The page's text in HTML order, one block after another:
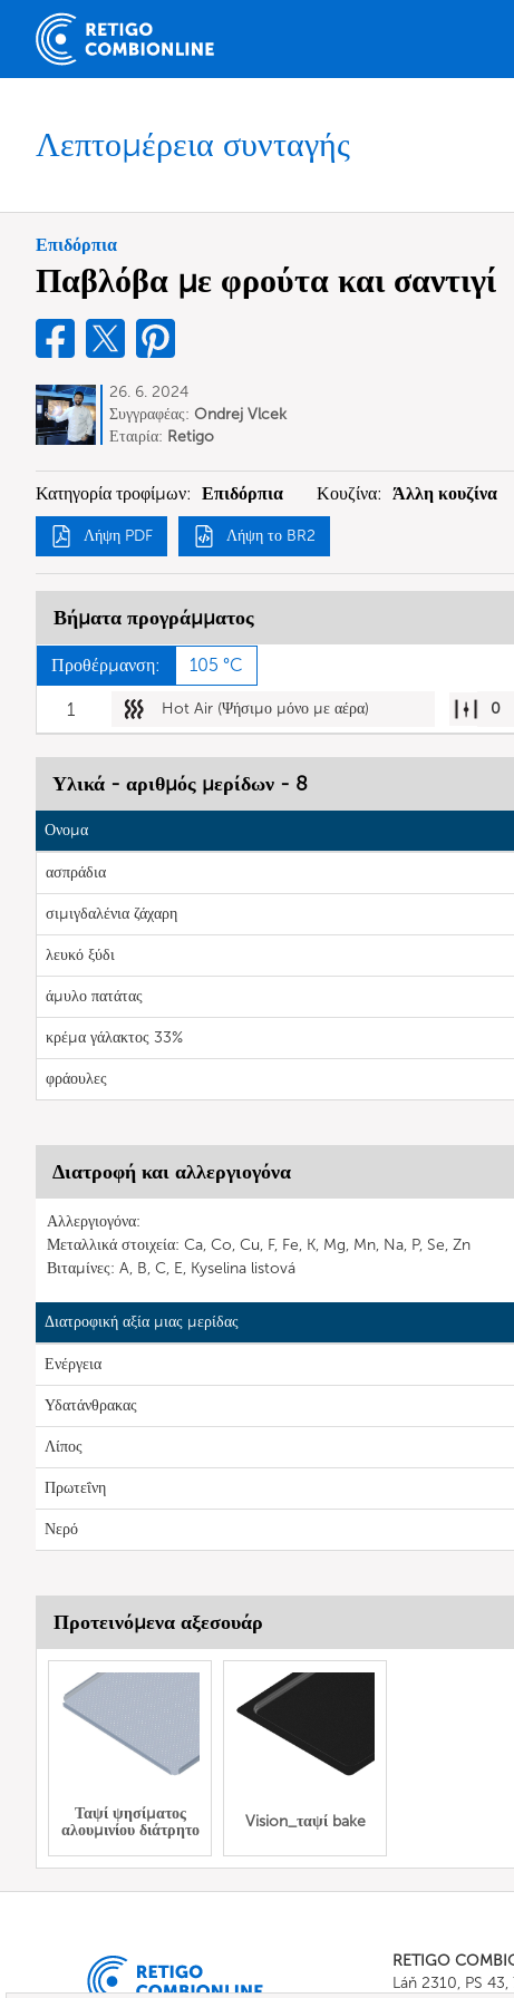
Λεπτομέρεια συνταγής
Επιδόρπια
Παβλόβα με φρούτα και σαντιγί
26. 6. 2024
Συγγραφέας: Ondrej Vlcek
Εταιρία: Retigo
Κατηγορία τροφίμων: Επιδόρπια Κουζίνα: Άλλη κουζίνα
Λήψη PDF Λήψη το BR2
Βήματα προγράμματος
Προθέρμανση: 105 °C
1 Hot Air (Ψήσιμο μόνο με αέρα) 0
Υλικά - αριθμός μερίδων - 8
Ονομα
ασπράδια
σιμιγδαλένια ζάχαρη
λευκό ξύδι
άμυλο πατάτας
κρέμα γάλακτος 33%
φράουλες
Διατροφή και αλλεργιογόνα
Αλλεργιογόνα:
Μεταλλικά στοιχεία: Ca, Co, Cu, F, Fe, K, Mg, Mn, Na, P, Se, Zn
Βιταμίνες: A, B, C, E, Kyselina listová
Διατροφική αξία μιας μερίδας
Ενέργεια
Υδατάνθρακας
Λίπος
Πρωτεΐνη
Νερό
Προτεινόμενα αξεσουάρ
Ταψί ψησίματος
αλουμινίου διάτρητο
Vision_ταψί bake
RETIGO
Láň 2310, PS